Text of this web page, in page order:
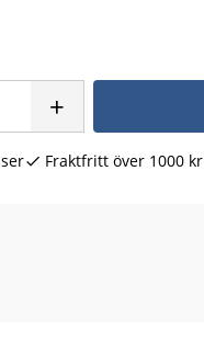
+
Fraktfritt över 1000 kr